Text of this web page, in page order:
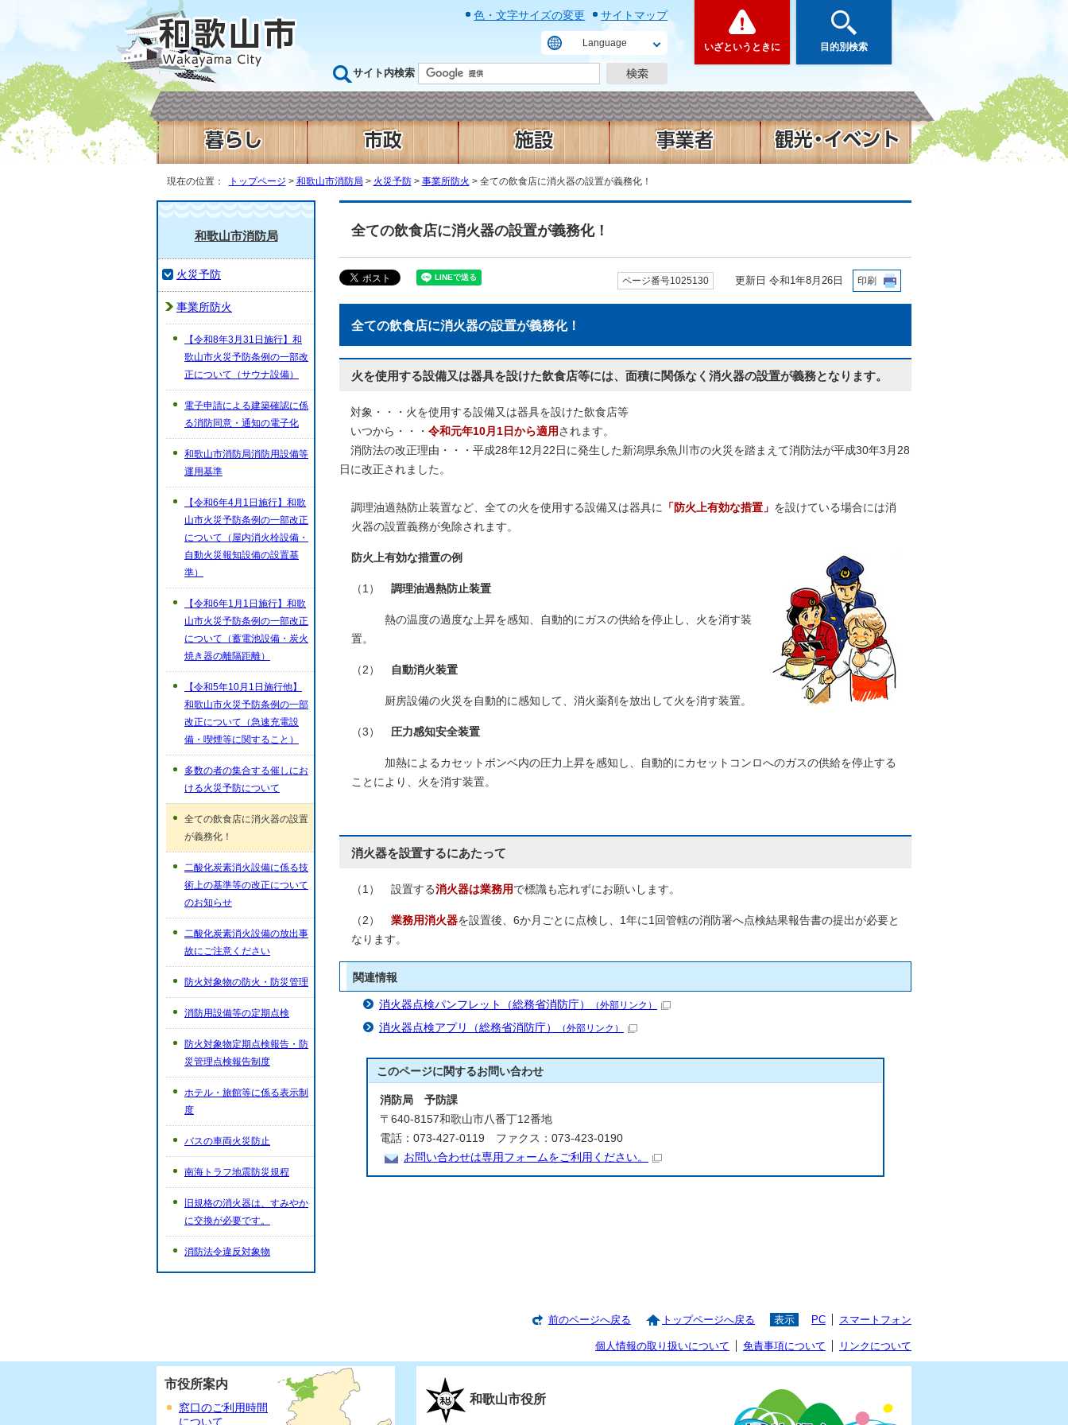
色・文字サイズの変更 サイトマップ
Language
サイト内検索
いざというときに 目的別検索
現在の位置： トップページ > 和歌山市消防局 > 火災予防> 事業所防火 > 全ての飲食店に消火器の設置が義務化！
全ての飲食店に消火器の設置が義務化！
ページ番号1025130 更新日 令和1年8月26日 印刷
全ての飲食店に消火器の設置が義務化！
火を使用する設備又は器具を設けた飲食店等には、面積に関係なく消火器の設置が義務となります。
対象・・・火を使用する設備又は器具を設けた飲食店等
いつから・・・ 令和元年10月1日から適用 されます。
消防法の改正理由・・・平成28年12月22日に発生した新潟県糸魚川市の火災を踏まえて消防法が平成30年3月28
日に改正されました。
調理油過熱防止装置など、全ての火を使用する設備又は器具に 「防火上有効な措置」 を設けている場合には消
火器の設置義務が免除されます。
防火上有効な措置の例
（1） 調理油過熱防止装置
熱の温度の過度な上昇を感知、自動的にガスの供給を停止し、火を消す装
置。
（2） 自動消火装置
厨房設備の火災を自動的に感知して、消火薬剤を放出して火を消す装置。
（3） 圧力感知安全装置
加熱によるカセットボンベ内の圧力上昇を感知し、自動的にカセットコンロへのガスの供給を停止する
ことにより、火を消す装置。
消火器を設置するにあたって
（1） 設置する消火器は業務用 で標識も忘れずにお願いします。
（2） 業務用消火器を設置後、6か月ごとに点検し、1年に1回管轄の消防署へ点検結果報告書の提出が必要と
なります。
関連情報
消火器点検パンフレット（総務省消防庁） （外部リンク）
消火器点検アプリ（総務省消防庁） （外部リンク）
このページに関するお問い合わせ
消防局 予防課
〒640-8157和歌山市八番丁12番地
電話：073-427-0119 ファクス：073-423-0190
お問い合わせは専用フォームをご利用ください。
和歌山市消防局
火災予防
事業所防火
【令和8年3月31日施行】和
歌山市火災予防条例の一部改
正について（サウナ設備）
電子申請による建築確認に係
る消防同意・通知の電子化
和歌山市消防局消防用設備等
運用基準
【令和6年4月1日施行】和歌
山市火災予防条例の一部改正
について（屋内消火栓設備・
自動火災報知設備の設置基
準）
【令和6年1月1日施行】和歌
山市火災予防条例の一部改正
について（蓄電池設備・炭火
焼き器の離隔距離）
【令和5年10月1日施行他】
和歌山市火災予防条例の一部
改正について（急速充電設
備・喫煙等に関すること）
多数の者の集合する催しにお
ける火災予防について
全ての飲食店に消火器の設置
が義務化！
二酸化炭素消火設備に係る技
術上の基準等の改正について
のお知らせ
二酸化炭素消火設備の放出事
故にご注意ください
防火対象物の防火・防災管理
消防用設備等の定期点検
防火対象物定期点検報告・防
災管理点検報告制度
ホテル・旅館等に係る表示制
度
バスの車両火災防止
南海トラフ地震防災規程
旧規格の消火器は、すみやか
に交換が必要です。
消防法令違反対象物
前のページへ戻る トップページへ戻る 表示 PC スマートフォン
個人情報の取り扱いについて 免責事項について リンクについて
市役所案内
窓口のご利用時間
について
和歌山市役所